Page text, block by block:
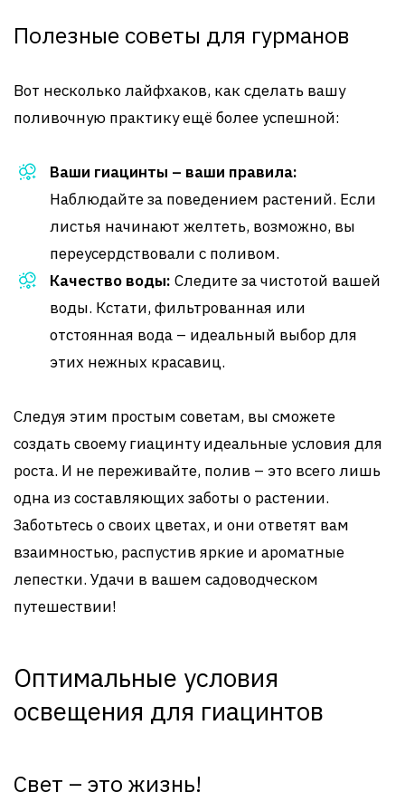
Полезные советы для гурманов
Вот несколько лайфхаков, как сделать вашу
поливочную практику ещё более успешной:
Ваши гиацинты – ваши правила:
Наблюдайте за поведением растений. Если
листья начинают желтеть, возможно, вы
переусердствовали с поливом.
Качество воды: Следите за чистотой вашей
воды. Кстати, фильтрованная или
отстоянная вода – идеальный выбор для
этих нежных красавиц.
Следуя этим простым советам, вы сможете
создать своему гиацинту идеальные условия для
роста. И не переживайте, полив – это всего лишь
одна из составляющих заботы о растении.
Заботьтесь о своих цветах, и они ответят вам
взаимностью, распустив яркие и ароматные
лепестки. Удачи в вашем садоводческом
путешествии!
Оптимальные условия
освещения для гиацинтов
Свет – это жизнь!